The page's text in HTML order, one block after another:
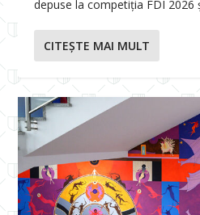
depuse la competiția FDI 2026
CITEŞTE MAI MULT